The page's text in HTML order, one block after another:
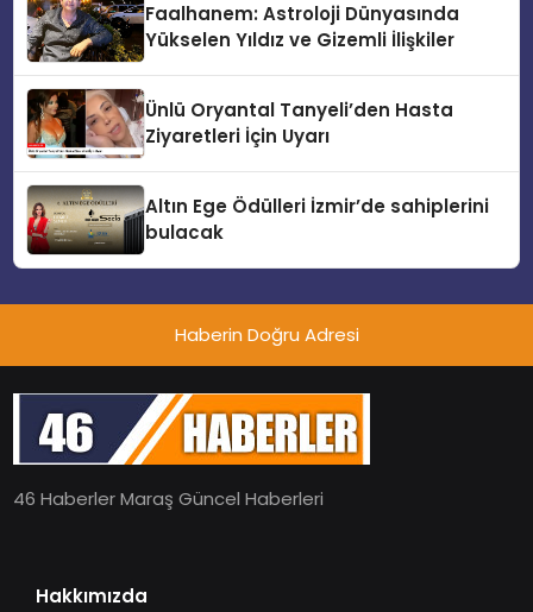
Faalhanem: Astroloji Dünyasında
Yükselen Yıldız ve Gizemli İlişkiler
Ünlü Oryantal Tanyeli’den Hasta
Ziyaretleri İçin Uyarı
Altın Ege Ödülleri İzmir’de sahiplerini
bulacak
Haberin Doğru Adresi
46 Haberler Maraş Güncel Haberleri
Hakkımızda